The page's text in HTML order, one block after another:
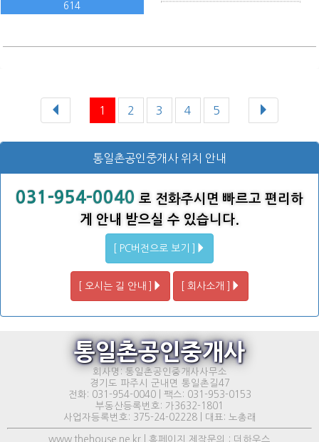
614
1 2 3 4 5
통일촌공인중개사 위치 안내
031-954-0040 로 전화주시면 빠르고 편리하
게 안내 받으실 수 있습니다.
[ PC버전으로 보기 ]
[ 오시는 길 안내 ] [ 회사소개 ]
통일촌공인중개사
회사명: 통일촌공인중개사사무소
경기도 파주시 군내면 통일촌길47
전화: 031-954-0040 | 팩스: 031-953-0153
부동산등록번호: 가3632-1801
사업자등록번호: 375-24-02228 | 대표: 노총래
www.thehouse.ne.kr | 홈페이지 제작문의 : 더하우스